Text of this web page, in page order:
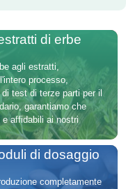
di erbe
agli estratti,
processo,
test di terze parti per il
garantiamo che
affidabili ai nostri
di dosaggio
completamente